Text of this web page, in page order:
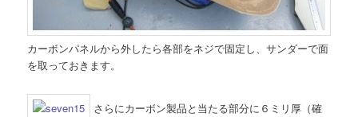
カーボンパネルから外したら各部をネジで固定し、サンダーで面
を取っておきます。
さらにカーボン製品と当たる部分に６ミリ厚（確